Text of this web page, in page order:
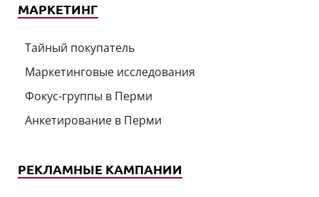
МАРКЕТИНГ
Тайный покупатель
Маркетинговые исследования
Фокус-группы в Перми
Анкетирование в Перми
РЕКЛАМНЫЕ КАМПАНИИ